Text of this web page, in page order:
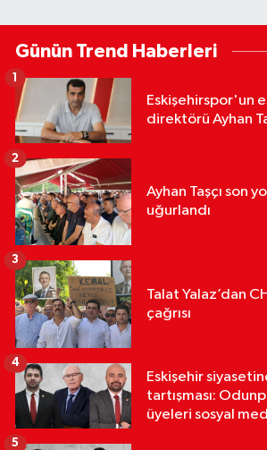
Günün Trend Haberleri
Eskişehirspor'un
direktörü Ayhan
1
Ayhan Taşçı son
uğurlandı
2
Talat Yalaz’dan
çağrısı
3
Eskişehir
tartışması:
üyeleri sosyal
4
5